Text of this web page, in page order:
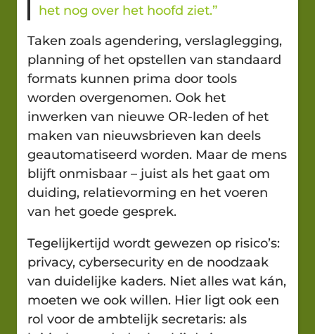
het nog over het hoofd ziet.”
Taken zoals agendering, verslaglegging,
planning of het opstellen van standaard
formats kunnen prima door tools
worden overgenomen. Ook het
inwerken van nieuwe OR-leden of het
maken van nieuwsbrieven kan deels
geautomatiseerd worden. Maar de mens
blijft onmisbaar – juist als het gaat om
duiding, relatievorming en het voeren
van het goede gesprek.
Tegelijkertijd wordt gewezen op risico’s:
privacy, cybersecurity en de noodzaak
van duidelijke kaders. Niet alles wat kán,
moeten we ook willen. Hier ligt ook een
rol voor de ambtelijk secretaris: als